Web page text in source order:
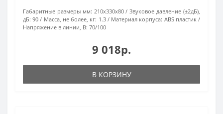
Габаритные размеры мм: 210х330х80
Звуковое давление (±2дБ),
дБ: 90 Масса, не более, кг: 1.3 Материал корпуса: ABS пластик
Напряжение в линии, В: 70/100
9 018р.
В КОРЗИНУ